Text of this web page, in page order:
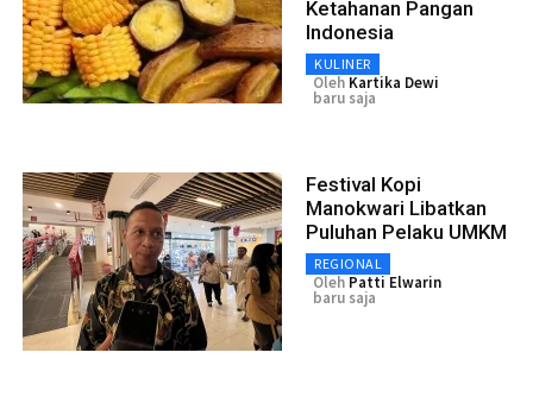
Ketahanan Pangan
Indonesia
KULINER
Oleh Kartika Dewi
baru saja
Festival Kopi
Manokwari Libatkan
Puluhan Pelaku UMKM
REGIONAL
Oleh Patti Elwarin
baru saja